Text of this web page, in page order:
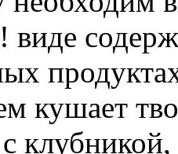
виде
кушает